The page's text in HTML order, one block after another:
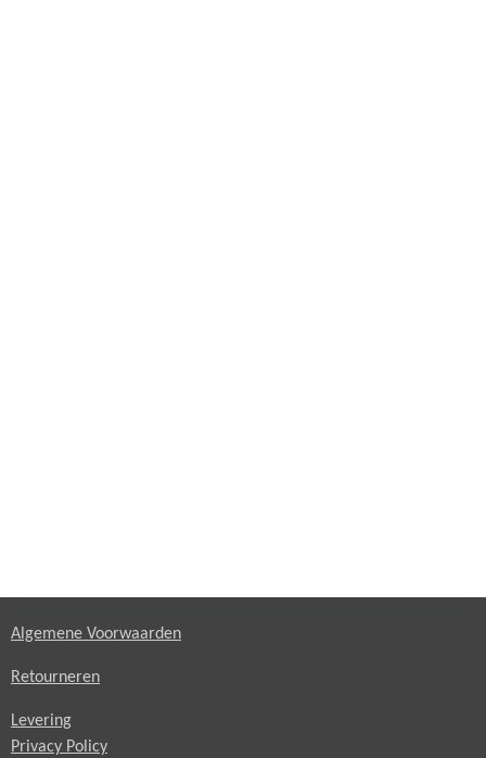
Algemene Voorwaarden
Retourneren
Levering
Privacy Policy